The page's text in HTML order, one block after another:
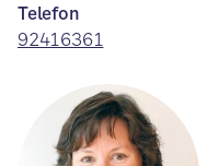
Telefon
92416361